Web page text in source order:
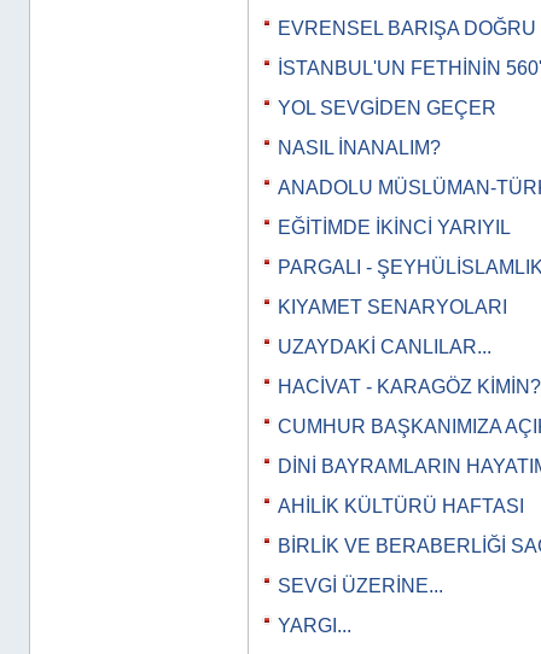
EVRENSEL BARIŞA DOĞRU
İSTANBUL'UN FETHİNİN
YOL SEVGİDEN GEÇER
NASIL İNANALIM?
ANADOLU MÜSLÜMAN-
EĞİTİMDE İKİNCİ YARIYIL
PARGALI -
KIYAMET SENARYOLARI
UZAYDAKİ CANLILAR...
HACİVAT - KARAGÖZ KİMİN?
CUMHUR BAŞKANIMIZA
DİNİ BAYRAMLARIN
AHİLİK KÜLTÜRÜ HAFTASI
BİRLİK VE BERABERLİĞİ
SEVGİ ÜZERİNE...
YARGI...